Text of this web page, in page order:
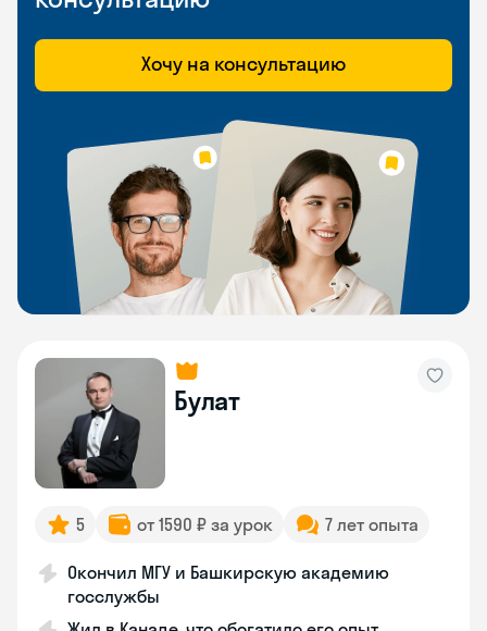
Хочу на консультацию
Булат
5 от 1590 ₽ за урок 7 лет опыта
Окончил МГУ и Башкирскую академию
госслужбы